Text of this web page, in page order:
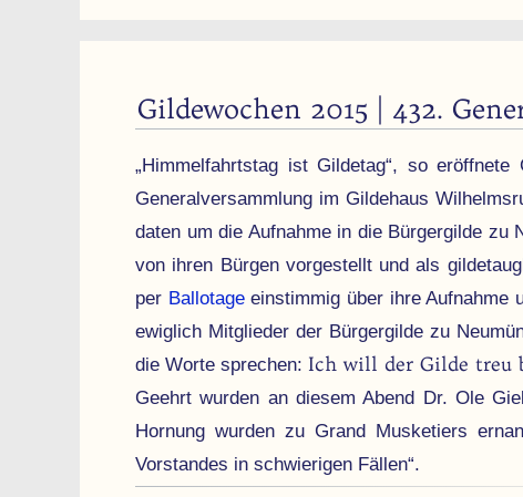
Gildewochen 2015 | 432.
„Himmel­fahrts­tag ist Gilde­tag“, so
General­ver­samm­lung im Gilde­haus
daten um die Auf­nahme in die Bür­ger­gilde zu
von ihren Bürgen vor­gestellt und als
per Ballotageein­stimmig über ihre Auf­nahme
ewiglich Mitglieder der Bürger­gilde zu
die Worte sprechen: Ich will der Gilde treu
Geehrt wurden an diesem Abend Dr. Ole
Hornung wurden zu Grand Musketiers
Vorstandes in schwierigen Fällen“.